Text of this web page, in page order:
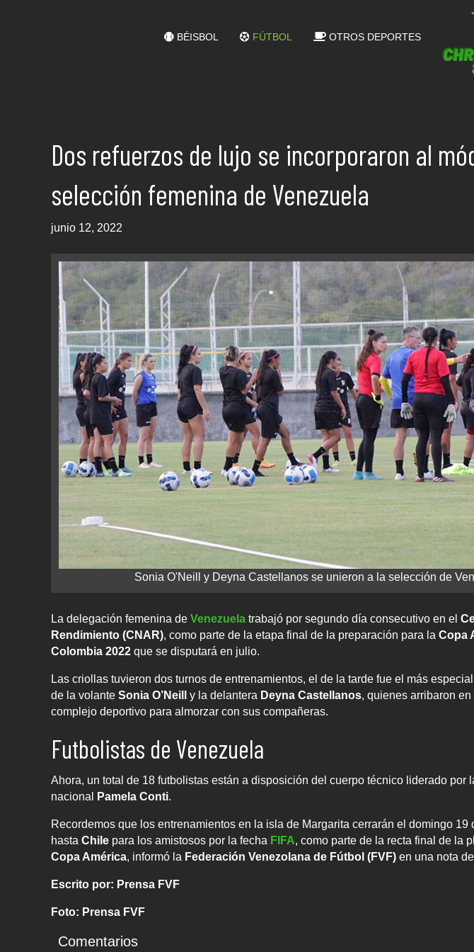
BÉISBOL FÚTBOL OTROS DEPORTES
Dos refuerzos de lujo se incorporaron al
selección femenina de Venezuela
junio 12, 2022
Sonia O'Neill y Deyna Castellanos se unieron a la selección de
La delegación femenina de Venezuela trabajó por segundo día consecutivo en el
Rendimiento (CNAR), como parte de la etapa final de la preparación para la Copa
Colombia 2022 que se disputará en julio.
Las criollas tuvieron dos turnos de entrenamientos, el de la tarde fue el más
de la volante Sonia O’Neill y la delantera Deyna Castellanos, quienes arribaron
complejo deportivo para almorzar con sus compañeras.
Futbolistas de Venezuela
Ahora, un total de 18 futbolistas están a disposición del cuerpo técnico liderado por
nacional
Pamela Conti.
Recordemos que los entrenamientos en la isla de Margarita cerrarán el domingo
hasta Chile para los amistosos por la fecha FIFA, como parte de la recta final de la
Copa América, informó la Federación Venezolana de Fútbol (FVF) en una nota
Escrito por: Prensa FVF
Foto: Prensa FVF
Comentarios